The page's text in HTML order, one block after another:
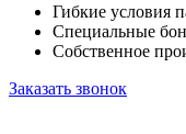
Гибкие условия
Специальные
Собственное
Заказать звонок